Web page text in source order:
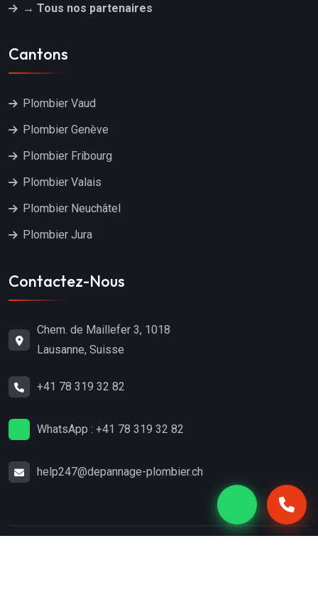
→ Tous nos partenaires
Cantons
Plombier Vaud
Plombier Genève
Plombier Fribourg
Plombier Valais
Plombier Neuchâtel
Plombier Jura
Contactez-Nous
Chem. de Maillefer 3, 1018
Lausanne, Suisse
+41 78 319 32 82
WhatsApp : +41 78 319 32 82
help247@depannage-plombier.ch